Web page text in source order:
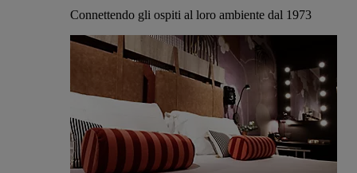
Connettendo gli ospiti al loro ambiente dal 1973